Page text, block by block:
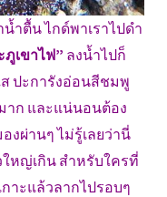
ำตื้น ไกด์พาเราไปดำ
ภูเขาไฟ” ลงน้ำไปก็
ปะการังอ่อนสีชมพู
าก และแน่นอนต้อง
งผ่านๆ ไม่รู้เลยว่านี่
หญ่เกิน สำหรับใครที่
าะแล้วลากไปรอบๆ